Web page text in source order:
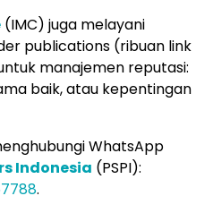
(IMC) juga melayani
publications (ribuan link
manajemen reputasi:
baik, atau kepentingan
WhatsApp
Indonesia (PSPI):
.